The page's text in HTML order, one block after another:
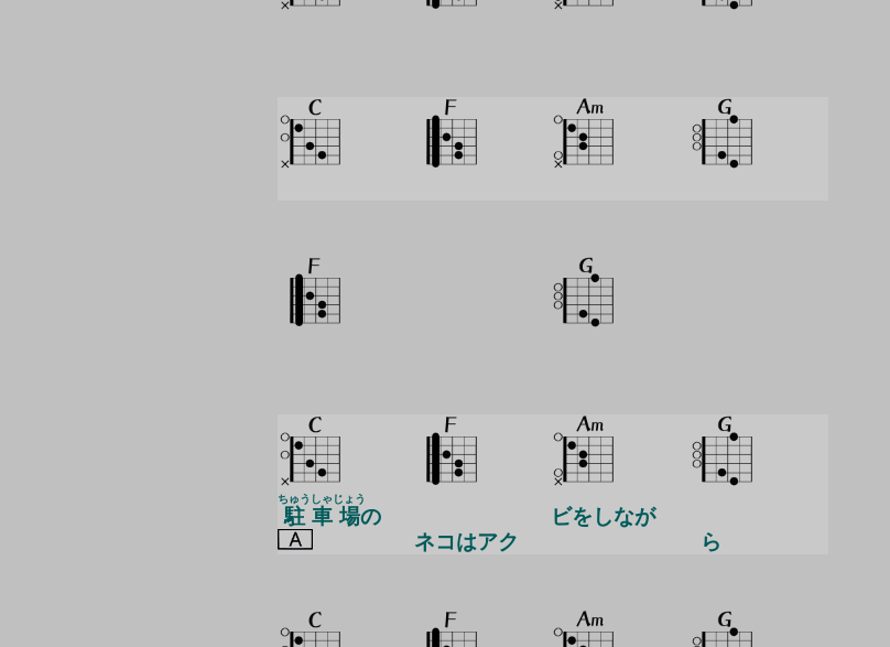
駐
ちゅう
車
しゃ
場
じょう
の
ネコはアク
ビをしなが
ら